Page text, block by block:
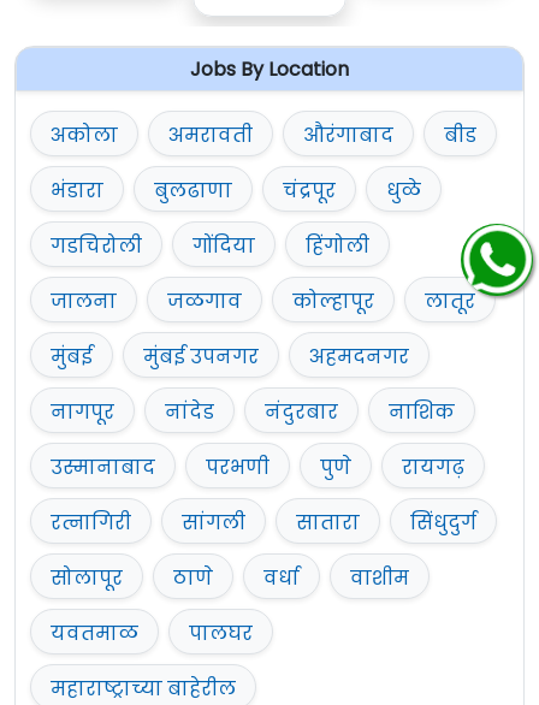
Jobs By Location
अकोला अमरावती औरंगाबाद
बीड
भंडारा
बुलढाणा चंद्रपूर
धुळे
गडचिरोली
गोंदिया
हिंगोली
जालना
जळगाव कोल्हापूर
लातूर
मुंबई
मुंबई उपनगर
अहमदनगर
नागपूर
नांदेड नंदुरबार
नाशिक
उस्मानाबाद
परभणी पुणे
रायगढ़
रत्नागिरी
सांगली सातारा
सिंधुदुर्ग
सोलापूर
ठाणे वर्धा
वाशीम
यवतमाळ
पालघर
महाराष्ट्राच्या बाहेरील